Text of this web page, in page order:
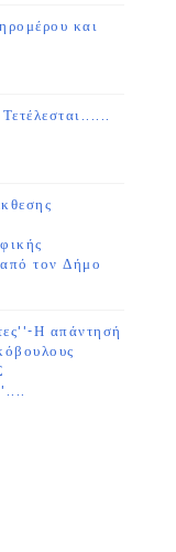
και
τον Δήμο
Η απάντησή